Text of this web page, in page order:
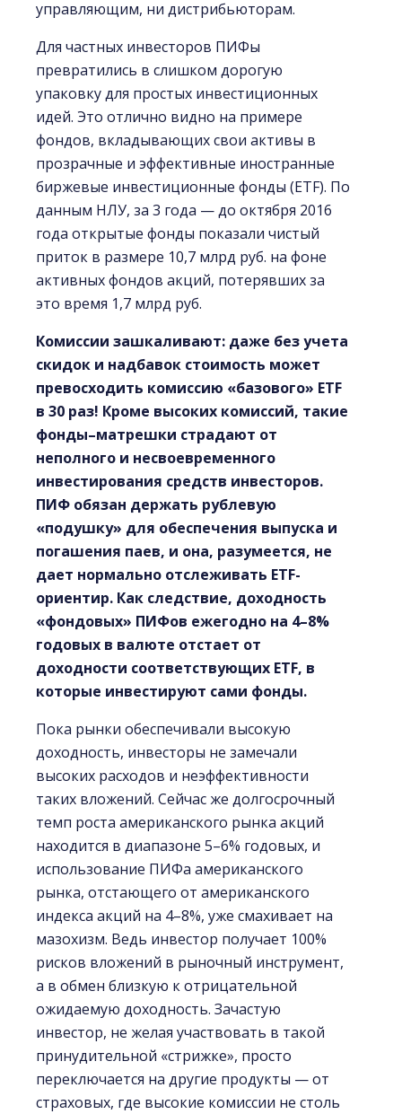
управляющим, ни дистрибьюторам.
Для частных инвесторов ПИФы
превратились в слишком дорогую
упаковку для простых инвестиционных
идей. Это отлично видно на примере
фондов, вкладывающих свои активы в
прозрачные и эффективные иностранные
биржевые инвестиционные фонды (ETF). По
данным НЛУ, за 3 года — до октября 2016
года открытые фонды показали чистый
приток в размере 10,7 млрд руб. на фоне
активных фондов акций, потерявших за
это время 1,7 млрд руб.
Комиссии зашкаливают: даже без учета
скидок и надбавок стоимость может
превосходить комиссию «базового» ETF
в 30 раз! Кроме высоких комиссий, такие
фонды–матрешки страдают от
неполного и несвоевременного
инвестирования средств инвесторов.
ПИФ обязан держать рублевую
«подушку» для обеспечения выпуска и
погашения паев, и она, разумеется, не
дает нормально отслеживать ETF-
ориентир. Как следствие, доходность
«фондовых» ПИФов ежегодно на 4–8%
годовых в валюте отстает от
доходности соответствующих ETF, в
которые инвестируют сами фонды.
Пока рынки обеспечивали высокую
доходность, инвесторы не замечали
высоких расходов и неэффективности
таких вложений. Сейчас же долгосрочный
темп роста американского рынка акций
находится в диапазоне 5–6% годовых, и
использование ПИФа американского
рынка, отстающего от американского
индекса акций на 4–8%, уже смахивает на
мазохизм. Ведь инвестор получает 100%
рисков вложений в рыночный инструмент,
а в обмен близкую к отрицательной
ожидаемую доходность. Зачастую
инвестор, не желая участвовать в такой
принудительной «стрижке», просто
переключается на другие продукты — от
страховых, где высокие комиссии не столь